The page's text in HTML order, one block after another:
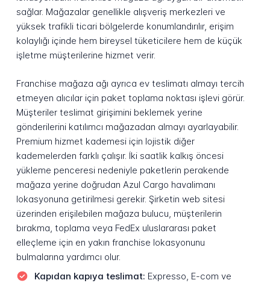
sağlar. Mağazalar genellikle alışveriş merkezleri ve
yüksek trafikli ticari bölgelerde konumlandırılır, erişim
kolaylığı içinde hem bireysel tüketicilere hem de küçük
işletme müşterilerine hizmet verir.
Franchise mağaza ağı ayrıca ev teslimatı almayı tercih
etmeyen alıcılar için paket toplama noktası işlevi görür.
Müşteriler teslimat girişimini beklemek yerine
gönderilerini katılımcı mağazadan almayı ayarlayabilir.
Premium hizmet kademesi için lojistik diğer
kademelerden farklı çalışır. İki saatlik kalkış öncesi
yükleme penceresi nedeniyle paketlerin perakende
mağaza yerine doğrudan Azul Cargo havalimanı
lokasyonuna getirilmesi gerekir. Şirketin web sitesi
üzerinden erişilebilen mağaza bulucu, müşterilerin
bırakma, toplama veya FedEx uluslararası paket
elleçleme için en yakın franchise lokasyonunu
bulmalarına yardımcı olur.
Kapıdan kapıya teslimat: Expresso, E-com ve